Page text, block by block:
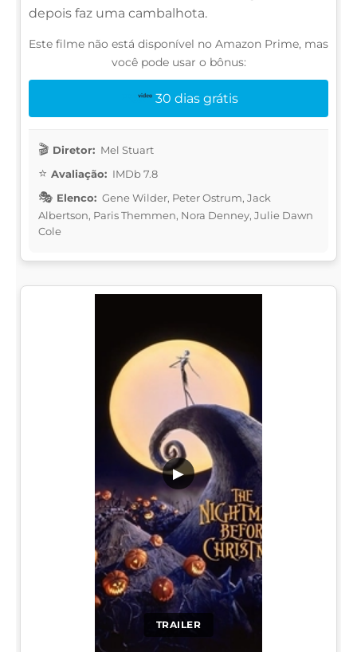
depois faz uma cambalhota.
Este filme não está disponível no Amazon Prime, mas
você pode usar o bônus:
30 dias grátis
Diretor: Mel Stuart
Avaliação: IMDb 7.8
Elenco: Gene Wilder, Peter Ostrum, Jack
Albertson, Paris Themmen, Nora Denney, Julie Dawn
Cole
TRAILER
▶